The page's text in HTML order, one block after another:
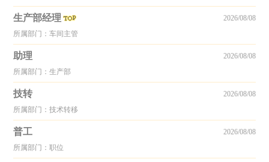
生产部经理
所属部门：车间主管
2026/08/08
助理
所属部门：生产部
2026/08/08
技转
所属部门：技术转移
2026/08/08
普工
所属部门：职位
2026/08/08